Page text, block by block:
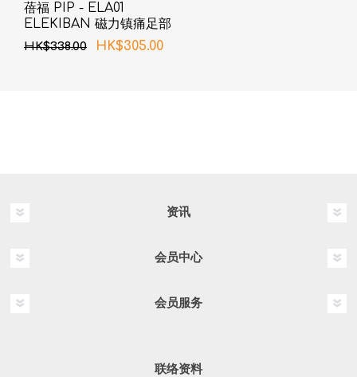
蓓福 PIP - ELA01
ELEKIBAN 磁力镇痛足部
带 (新旧包装随机发货)
HK$338.00 HK$305.00
资讯
会员中心
会员服务
联络资料